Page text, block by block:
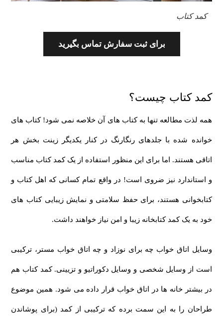
کمد کتاب
برای ثبت سفارش تماس بگیرید
کمد کتاب چیست؟
همه لذت مطالعه تنها به کتاب های آن خلاصه نمی شود! کتاب های
خوانده شده با جلدهای رنگارنگ در کنار یکدیگر زینت بخش هر
اتاقی هستند. اما برای این منظور استفاده از یک کمد کتاب مناسب
و استاندارد نیز ضروی است! در واقع تمام کسانی که اهل کتاب و
کتابخوانی هستند، برای حفظ سلامتی و نمایش زیبایی کتاب های
خود به یک کمد کتابخانه زیبا و امن نیاز خواهند داشت.
وسایل اتاق خواب چه برای نوزاد و چه اتاق خواب مستر، ترکیبی
است از وسایل شخصی و وسایل دکوراتیو و تزیینی. کمد کتاب هم
در بیشتر خانه ها در اتاق خواب قرار داده می شود. همین موضوع
طراحان را به این سمت برده که ترکیبی از کمد (برای پوشاندن